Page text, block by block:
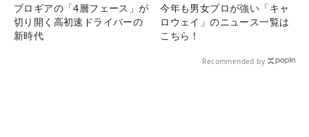
プロギアの「4層フェース」が
切り開く高初速ドライバーの
新時代
今年も男女プロが強い「キャ
ロウェイ」のニュース一覧は
こちら！
Recommended by